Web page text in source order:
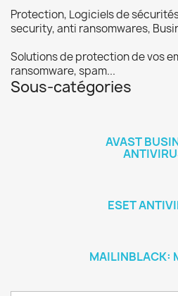
Protection, Logiciels de
security, anti ransomwares,
Solutions de protection de vos
ransomware, spam...
Sous-catégories
AVAST
ESET
MAILINBLACK: